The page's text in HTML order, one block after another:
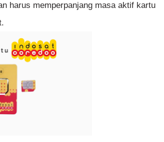
harus memperpanjang masa aktif kartu